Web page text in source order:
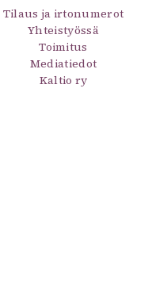
Tilaus ja irtonumerot
Yhteistyössä
Toimitus
Mediatiedot
Kaltio ry